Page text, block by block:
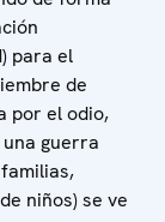
para el
de
por el odio,
guerra
niños) se ve